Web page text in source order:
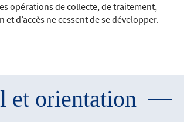
opérations de collecte, de traitement,
et d’accès ne cessent de se développer.
et orientation